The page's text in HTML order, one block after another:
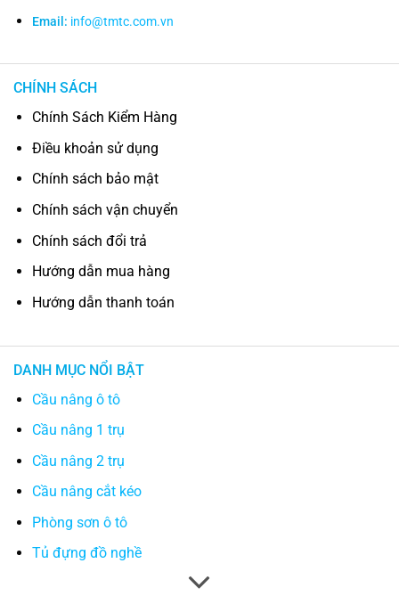
Email: info@tmtc.com.vn
CHÍNH SÁCH
Chính Sách Kiểm Hàng
Điều khoản sử dụng
Chính sách bảo mật
Chính sách vận chuyển
Chính sách đổi trả
Hướng dẫn mua hàng
Hướng dẫn thanh toán
DANH MỤC NỔI BẬT
Cầu nâng ô tô
Cầu nâng 1 trụ
Cầu nâng 2 trụ
Cầu nâng cắt kéo
Phòng sơn ô tô
Tủ đựng đồ nghề